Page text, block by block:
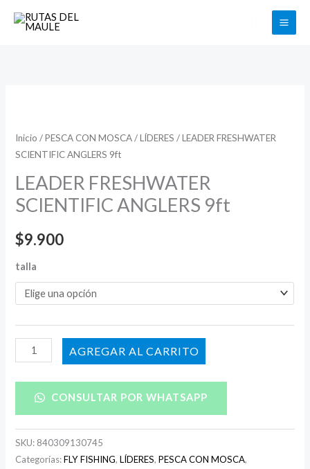
Buscar
Inicio /PESCA CON MOSCA/LÍDERES / LEADER FRESHWATER
SCIENTIFIC ANGLERS 9ft
LEADER FRESHWATER
SCIENTIFIC ANGLERS 9ft
$9.900
talla
SCIENTIFIC
ANGLERS
9ft
cantidad
AÑADIR AL CARRITO
CONSULTAR POR WHATSAPP
SKU: 840309130745
Categorías:FLY FISHING,LÍDERES,PESCA CON MOSCA,